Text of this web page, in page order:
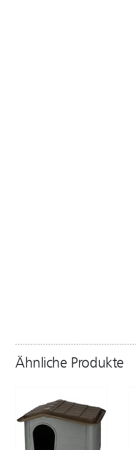
Ähnliche Produkte